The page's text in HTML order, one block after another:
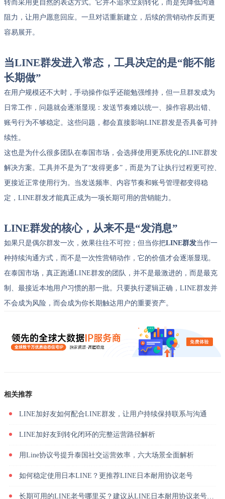
转而采用更自然的表达方式。它并不追求立刻转化，而是先降低沟通
阻力，让用户愿意回应。一旦对话重新建立，后续的营销动作反而更
容易展开。
当LINE群发进入常态，工具决定的是“能不能
长期做”
在用户规模还不大时，手动操作似乎还能勉强维持，但一旦群发成为
日常工作，问题就会逐渐显现：发送节奏难以统一、操作容易出错、
账号行为不够稳定。这些问题，都会直接影响LINE群发是否具备可持
续性。
这也是为什么很多团队在泰国市场，会选择使用更系统化的LINE群发
解决方案。工具并不是为了“发得更多”，而是为了让执行过程更可控、
更接近正常使用行为。当发送频率、内容节奏和账号管理都变得稳
定，LINE群发才能真正成为一项长期可用的营销能力。
LINE群发的核心，从来不是“发消息”
如果只是偶尔群发一次，效果往往不可控；但当你把LINE群发当作一
种持续沟通方式，而不是一次性营销动作，它的价值才会逐渐显现。
在泰国市场，真正跑通LINE群发的团队，并不是最激进的，而是最克
制、最接近本地用户习惯的那一批。只要执行逻辑正确，LINE群发并
不会成为风险，而会成为你长期触达用户的重要资产。
相关推荐
LINE加好友如何配合LINE群发，让用户持续保持联系与沟通
LINE加好友到转化闭环的完整运营路径解析
用Line协议号提升泰国社交运营效率，六大场景全面解析
如何稳定使用日本LINE？更推荐LINE日本耐用协议老号
长期可用的LINE老号哪里买？建议从LINE日本耐用协议老号入手